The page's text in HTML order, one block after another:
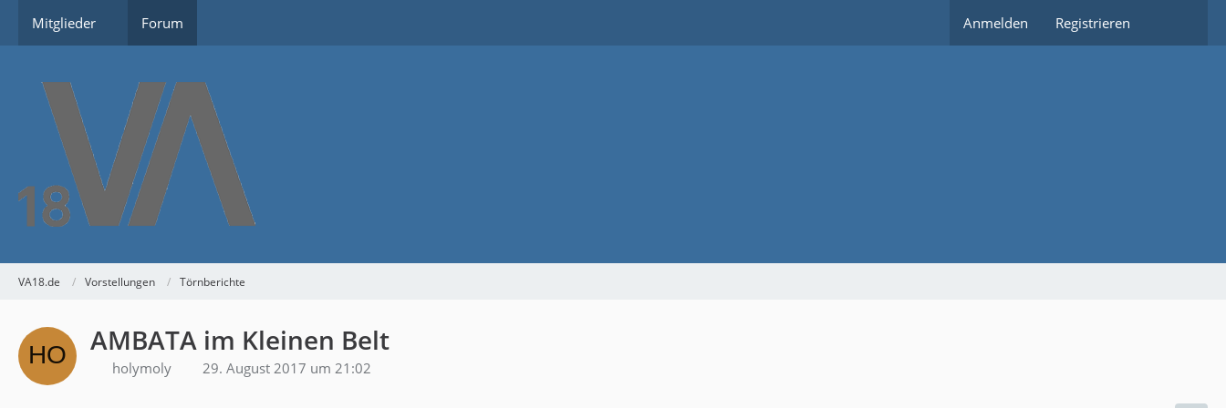
Mitglieder Forum Anmelden Registrieren
VA18.de Vorstellungen Törnberichte
AMBATA im Kleinen Belt
holymoly 29. August 2017 um 21:02